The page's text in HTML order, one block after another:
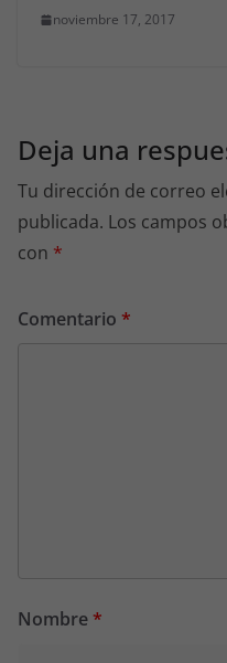
noviembre 17, 2017
Deja una
Tu dirección de correo
publicada. Los campos
con *
Comentario *
Nombre*